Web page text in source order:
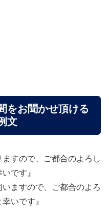
をお聞かせ頂ける
文
ますので、ご都合のよろし
です』
いますので、ご都合のよろ
いです』